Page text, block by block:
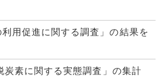
用促進に関する調査」の結果を
炭素に関する実態調査」の集計